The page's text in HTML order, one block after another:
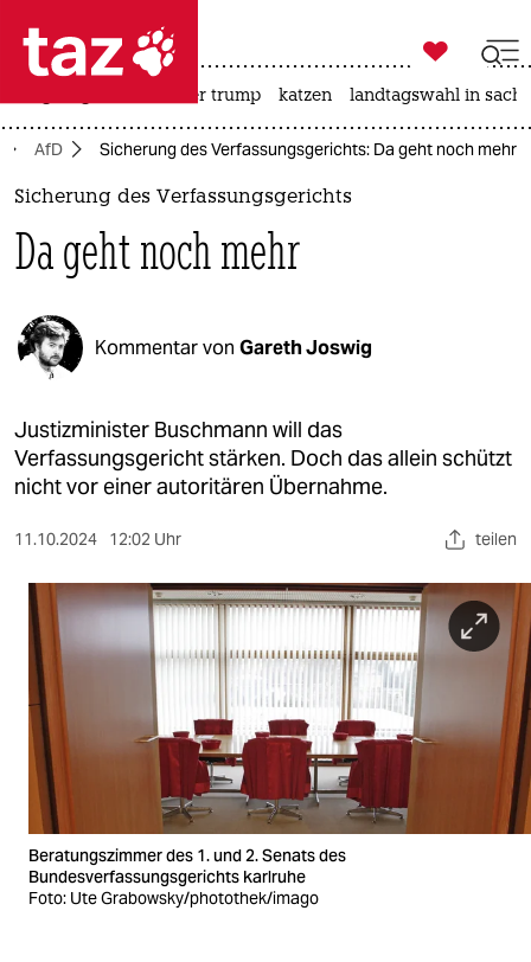
 taz zahl ich
taz zahl ich
politik
öko
gesellschaft
kultur
sport
berlin
nord
wahrheit
verlag
verlag
veranstaltungen
shop
fragen & hilfe

taz zahl ich
usa unter trump katzen landtagswahl in
AfD Sicherung des Verfassungsgerichts: Da geht noch mehr
Sicherung des Verfassungsgerichts
Da geht noch mehr
Kommentar von Gareth Joswig
Justizminister Buschmann will das
Verfassungsgericht stärken. Doch das allein schützt
nicht vor einer autoritären Übernahme.
11.10.2024 12:02 Uhr teilen
Beratungszimmer des 1. und 2. Senats des
Bundesverfassungsgerichts karlruhe
Foto: Ute Grabowsky/photothek/imago